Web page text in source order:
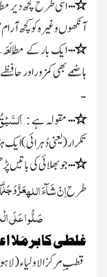
٭ اسی طرح کچھ دیر
آنکھوں وغیرہ کوکچھ
٭…ایک بار کے
ہاضمے بھی کمزوراور
۔
٭…مقولہ ہے :
تکرار( یعنی دُہرائی )ایک
٭…جو بھلائی کی
طرحاِنْ شَآءَاللہعَزَّ وَجَلَّ
صَلُّو ا
غلطی کا برمَلا
قطبِ مرکزالاولیاء